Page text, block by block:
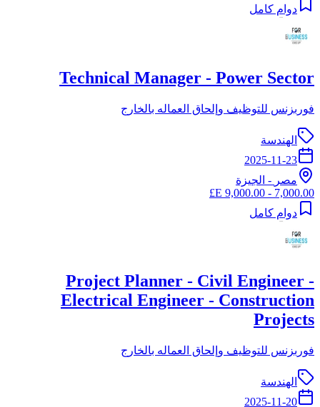
دوام كامل
Technical Manager - Power Sector
فوربزنس للتوظيف وإلحاق العماله بالخارج
الهندسة
2025-11-23
مصر - الجيزة
7,000.00 - 9,000.00 E£
دوام كامل
Project Planner - Civil Engineer -
Electrical Engineer - Construction
Projects
فوربزنس للتوظيف وإلحاق العماله بالخارج
الهندسة
2025-11-20